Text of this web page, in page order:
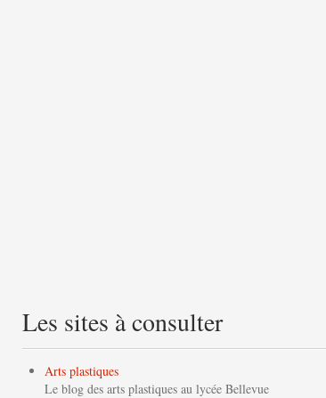
Les sites à consulter
Arts plastiques
Le blog des arts plastiques au lycée Bellevue